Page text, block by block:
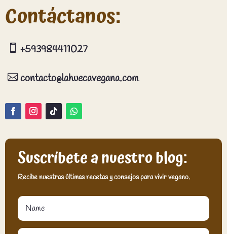
Contáctanos:
 +593984411027
 contacto@lahuecavegana.com
Suscríbete a nuestro blog:
Recibe nuestras últimas recetas y consejos para vivir vegano.